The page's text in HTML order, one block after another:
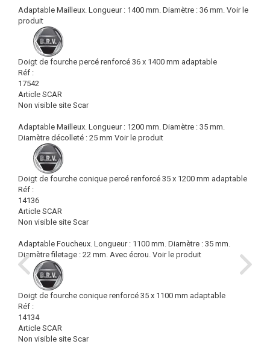
Adaptable Mailleux. Longueur : 1400 mm. Diamètre : 36 mm. Voir le
produit
Doigt de fourche percé renforcé 36 x 1400 mm adaptable
Réf :
17542
Article SCAR
Non visible site Scar
Adaptable Mailleux. Longueur : 1200 mm. Diamètre : 35 mm.
Diamètre décolleté : 25 mm Voir le produit
Doigt de fourche conique percé renforcé 35 x 1200 mm adaptable
Réf :
14136
Article SCAR
Non visible site Scar
Adaptable Foucheux. Longueur : 1100 mm. Diamètre : 35 mm.
Diamètre filetage : 22 mm. Avec écrou. Voir le produit
Doigt de fourche conique renforcé 35 x 1100 mm adaptable
Réf :
14134
Article SCAR
Non visible site Scar